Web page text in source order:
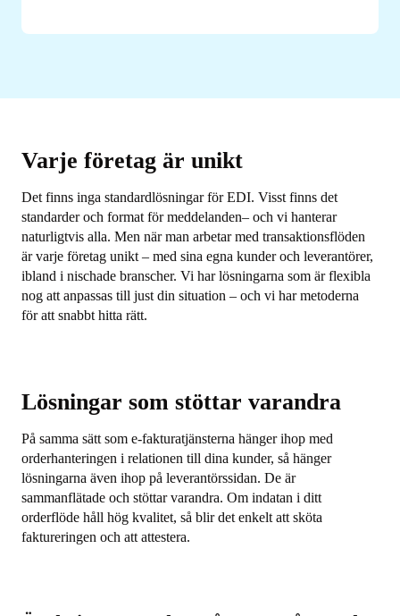
Varje företag är unikt
Det finns inga standardlösningar för EDI. Visst finns det
standarder och format för meddelanden– och vi hanterar
naturligtvis alla. Men när man arbetar med transaktionsflöden
är varje företag unikt – med sina egna kunder och leverantörer,
ibland i nischade branscher. Vi har lösningarna som är flexibla
nog att anpassas till just din situation – och vi har metoderna
för att snabbt hitta rätt.
Lösningar som stöttar varandra
På samma sätt som e-fakturatjänsterna hänger ihop med
orderhanteringen i relationen till dina kunder, så hänger
lösningarna även ihop på leverantörssidan. De är
sammanflätade och stöttar varandra. Om indatan i ditt
orderflöde håll hög kvalitet, så blir det enkelt att sköta
faktureringen och att attestera.